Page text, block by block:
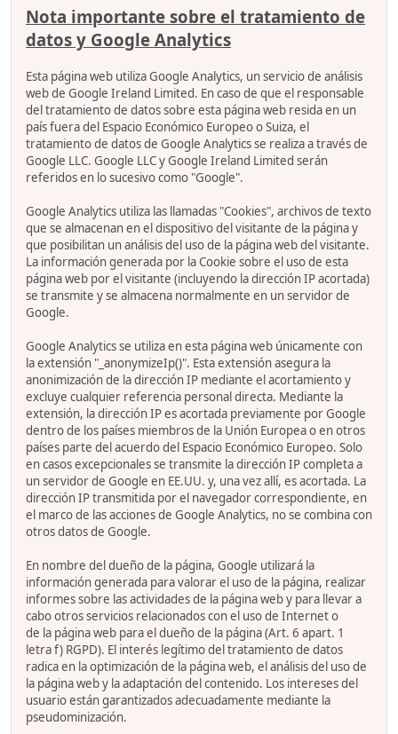
Nota importante sobre el tratamiento de
datos y Google Analytics
Esta página web utiliza Google Analytics, un servicio de análisis
web de Google Ireland Limited. En caso de que el responsable
del tratamiento de datos sobre esta página web resida en un
país fuera del Espacio Económico Europeo o Suiza, el
tratamiento de datos de Google Analytics se realiza a través de
Google LLC. Google LLC y Google Ireland Limited serán
referidos en lo sucesivo como "Google".
Google Analytics utiliza las llamadas "Cookies", archivos de texto
que se almacenan en el dispositivo del visitante de la página y
que posibilitan un análisis del uso de la página web del visitante.
La información generada por la Cookie sobre el uso de esta
página web por el visitante (incluyendo la dirección IP acortada)
se transmite y se almacena normalmente en un servidor de
Google.
Google Analytics se utiliza en esta página web únicamente con
la extensión "_anonymizeIp()". Esta extensión asegura la
anonimización de la dirección IP mediante el acortamiento y
excluye cualquier referencia personal directa. Mediante la
extensión, la dirección IP es acortada previamente por Google
dentro de los países miembros de la Unión Europea o en otros
países parte del acuerdo del Espacio Económico Europeo. Solo
en casos excepcionales se transmite la dirección IP completa a
un servidor de Google en EE.UU. y, una vez allí, es acortada. La
dirección IP transmitida por el navegador correspondiente, en
el marco de las acciones de Google Analytics, no se combina con
otros datos de Google.
En nombre del dueño de la página, Google utilizará la
información generada para valorar el uso de la página, realizar
informes sobre las actividades de la página web y para llevar a
cabo otros servicios relacionados con el uso de Internet o
de la página web para el dueño de la página (Art. 6 apart. 1
letra f) RGPD). El interés legítimo del tratamiento de datos
radica en la optimización de la página web, el análisis del uso de
la página web y la adaptación del contenido. Los intereses del
usuario están garantizados adecuadamente mediante la
pseudominización.